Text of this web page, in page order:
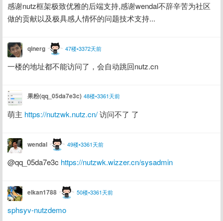
感谢nutz框架极致优雅的后端支持,感谢wendal不辞辛苦为社区
做的贡献以及极具感人情怀的问题技术支持...
qinerg 47楼•3372天前
一楼的地址都不能访问了，会自动跳回nutz.cn
果粉(qq_05da7e3c) 48楼•3361天前
萌主 https://nutzwk.nutz.cn/ 访问不了 了
wendal 49楼•3361天前
@qq_05da7e3c https://nutzwk.wizzer.cn/sysadmin
elkan1788 50楼•3361天前
sphsyv-nutzdemo